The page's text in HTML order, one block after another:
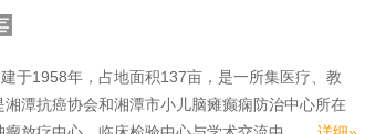
于1958年，占地面积137亩，是一所集医疗、教
潭抗癌协会和湘潭市小儿脑瘫癫痫防治中心所在